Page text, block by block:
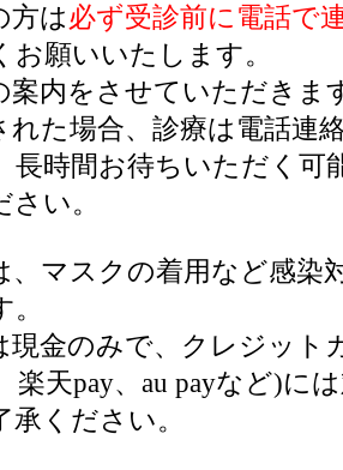
方は必ず受診前に電話で
お願いいたします。
案内をさせていただきま
れた場合、診療は電話連
長時間お待ちいただく可
い。
、マスクの着用など感染
現金のみで、クレジット
楽天pay、au payなど)に
ください。